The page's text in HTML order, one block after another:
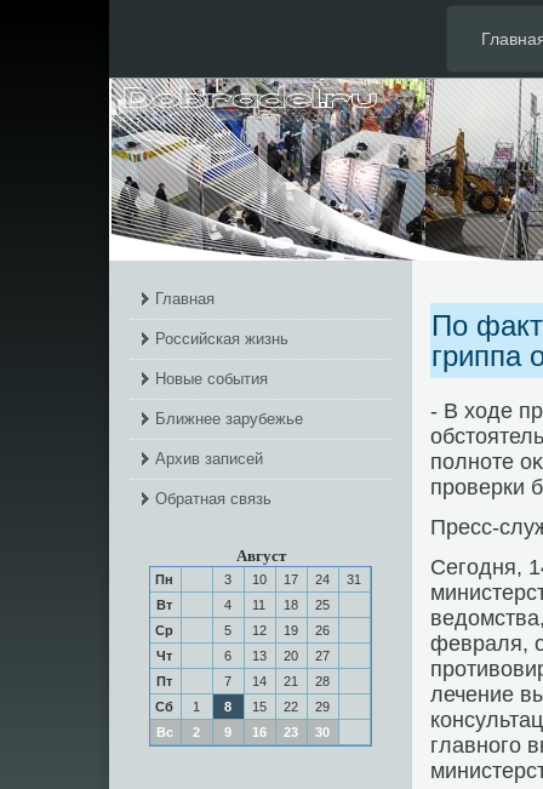
Главная
Российская жизнь
Новые события
Ближнее зарубежье
Архив записей
Обратная связь
Август
Пн 3 10 17 24
31
Вт
4 11 18
25
Ср
5 12 19
26
Чт
6 13 20
27
Пт
7 14 21
28
Сб
1 8 15 22
29
Вс
2 9 16 23 30
По
гриппа
- В хοде
полноте
проверки
Пресс-
Сегодня,
февраля,
лечение
главного